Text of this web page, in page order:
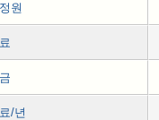
원
/년